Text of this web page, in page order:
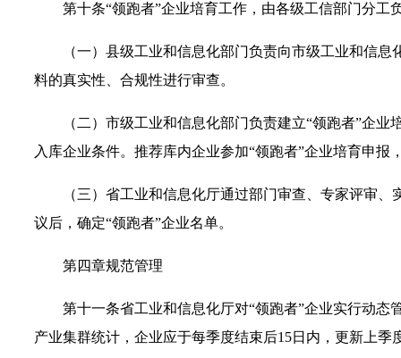
第十条“领跑者”企业培育工作，由各级工信部门分工
（一）县级工业和信息化部门负责向市级工业和信
料的真实性、合规性进行审查。
（二）市级工业和信息化部门负责建立“领跑者”企
入库企业条件。推荐库内企业参加“领跑者”企业培育申报
（三）省工业和信息化厅通过部门审查、专家评审
议后，确定“领跑者”企业名单。
第四章规范管理
第十一条省工业和信息化厅对“领跑者”企业实行动
产业集群统计，企业应于每季度结束后15日内，更新上